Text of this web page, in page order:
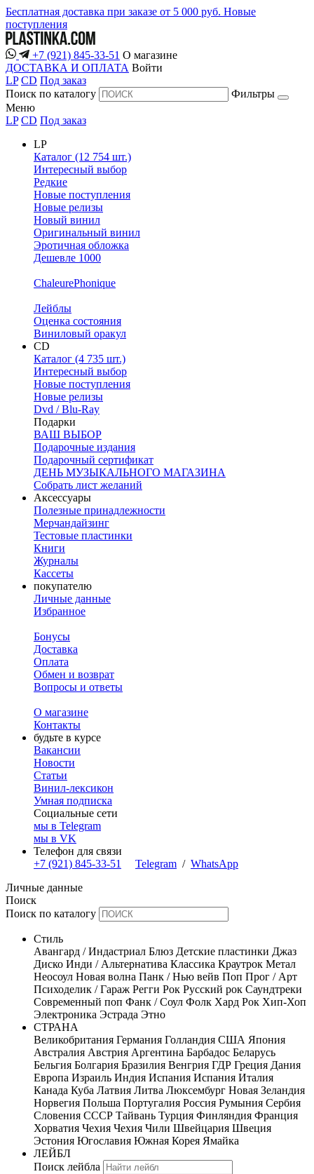
Бесплатная доставка при заказе от 5 000 руб. Новые
поступления
+7 (921) 845-33-51 О магазине
ДОСТАВКА И ОПЛАТА Войти
LP CD Под заказ
Поиск по каталогу
Фильтры
Меню
LP CD Под заказ
LP
Каталог (12 754 шт.)
Интересный выбор
Редкие
Новые поступления
Новые релизы
Новый винил
Оригинальный винил
Эротичная обложка
Дешевле 1000
ChaleurePhonique
Лейблы
Оценка состояния
Виниловый оракул
CD
Каталог (4 735 шт.)
Интересный выбор
Новые поступления
Новые релизы
Dvd / Blu-Ray
Подарки
ВАШ ВЫБОР
Подарочные издания
Подарочный сертификат
ДЕНЬ МУЗЫКАЛЬНОГО МАГАЗИНА
Собрать лист желаний
Аксессуары
Полезные принадлежности
Мерчандайзинг
Тестовые пластинки
Книги
Журналы
Кассеты
покупателю
Личные данные
Избранное
Бонусы
Доставка
Оплата
Обмен и возврат
Вопросы и ответы
О магазине
Контакты
будьте в курсе
Вакансии
Новости
Статьи
Винил-лексикон
Умная подписка
Социальные сети
мы в Telegram
мы в VK
Телефон для связи
+7 (921) 845-33-51
Telegram / WhatsApp
Личные данные
Поиск
Поиск по каталогу
Стиль
Авангард / Индастриал Блюз Детские пластинки Джаз
Диско Инди / Альтернатива Классика Краутрок Метал
Неосоул Новая волна Панк / Нью вейв Поп Прог / Арт
Психоделик / Гараж Регги Рок Русский рок Саундтреки
Современный поп Фанк / Соул Фолк Хард Рок Хип-Хоп
Электроника Эстрада Этно
СТРАНА
Великобритания Германия Голландия США Япония
Австралия Австрия Аргентина Барбадос Беларусь
Бельгия Болгария Бразилия Венгрия ГДР Греция Дания
Европа Израиль Индия Испания Испания Италия
Канада Куба Латвия Литва Люксембург Новая Зеландия
Норвегия Польша Португалия Россия Румыния Сербия
Словения СССР Тайвань Турция Финляндия Франция
Хорватия Чехия Чехия Чили Швейцария Швеция
Эстония Югославия Южная Корея Ямайка
ЛЕЙБЛ
Поиск лейбла